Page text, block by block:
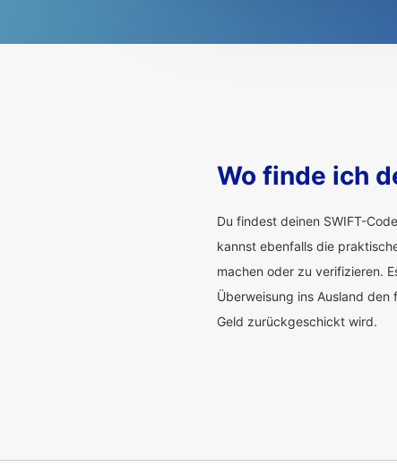
Wo finde ich
Du findest deinen SWIFT-
kannst ebenfalls die
machen oder zu verifizieren.
Überweisung ins Ausland
Geld zurückgeschickt wird.